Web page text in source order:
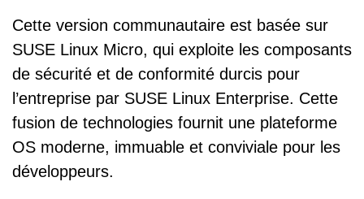
Cette version communautaire est basée sur
SUSE Linux Micro, qui exploite les composants
de sécurité et de conformité durcis pour
l’entreprise par SUSE Linux Enterprise. Cette
fusion de technologies fournit une plateforme
OS moderne, immuable et conviviale pour les
développeurs.